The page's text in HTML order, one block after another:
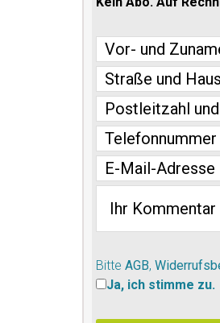
Bitte AGB,
Ja, ich stimme zu.